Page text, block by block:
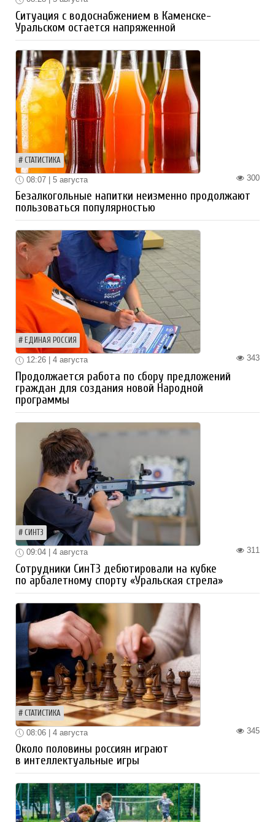
Ситуация с водоснабжением в Каменске-
Уральском остается напряженной
СТАТИСТИКА
300
08:07 | 5 августа
Безалкогольные напитки неизменно продолжают
пользоваться популярностью
ЕДИНАЯ РОССИЯ
343
12:26 | 4 августа
Продолжается работа по сбору предложений
граждан для создания новой Народной
программы
СИНТЗ
311
09:04 | 4 августа
Сотрудники СинТЗ дебютировали на кубке
по арбалетному спорту «Уральская стрела»
СТАТИСТИКА
345
08:06 | 4 августа
Около половины россиян играют
в интеллектуальные игры